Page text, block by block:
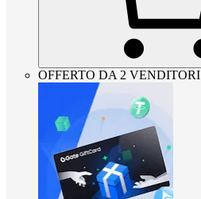
OFFERTO DA 2 VENDITORI